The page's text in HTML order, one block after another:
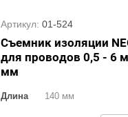
Артикул: 01-524
Съемник изоляции
для проводов 0,5 - 6
мм
Длина 140 мм